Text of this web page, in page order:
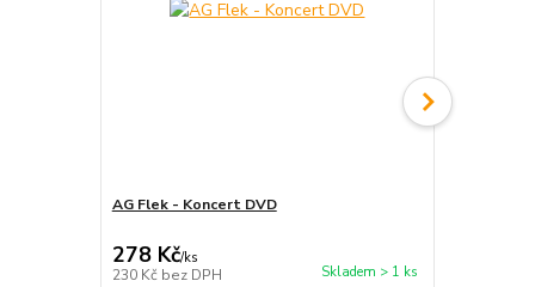
AG Flek - Koncert DVD
278 Kč/ks
230 Kč bez DPH Skladem > 1 ks